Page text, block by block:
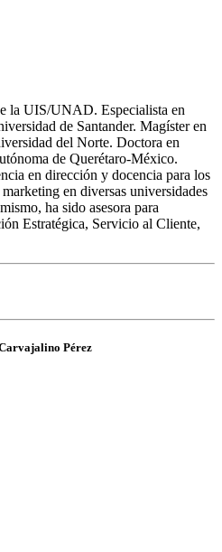
la UIS/UNAD. Especialista en
de Santander. Magíster en
del Norte. Doctora en
de Querétaro-México.
en dirección y docencia para los
en diversas universidades
ha sido asesora para
Estratégica, Servicio al Cliente,
Pérez